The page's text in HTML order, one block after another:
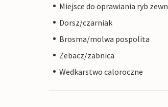
Miejsce do oprawiania ryb zewn
Dorsz/czarniak
Brosma/molwa pospolita
Zebacz/zabnica
Wedkarstwo caloroczne